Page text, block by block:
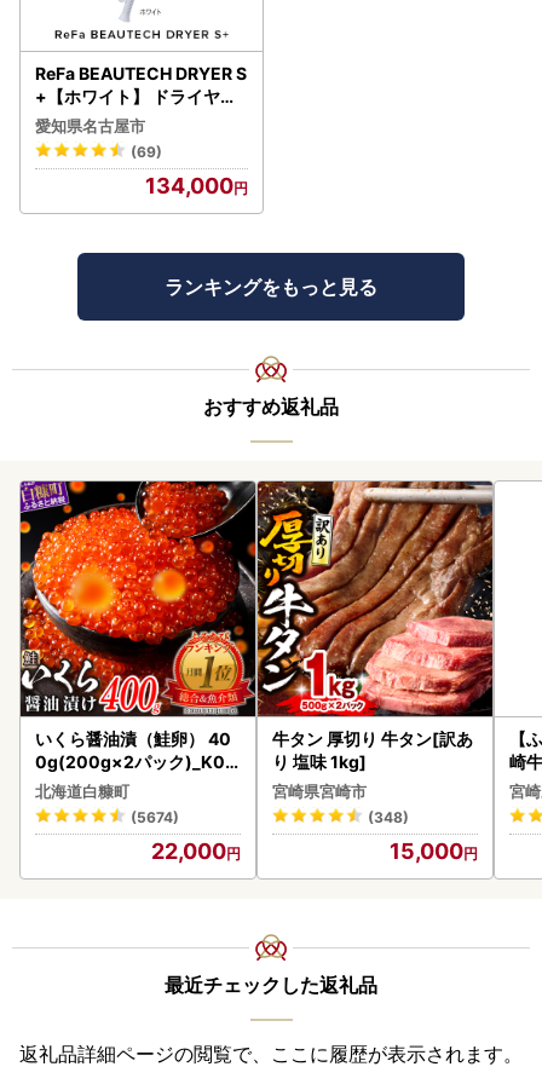
ReFa BEAUTECH DRYER S
+【ホワイト】 ドライヤー
美容 家電 ドライヤー リフ
ァ
愛知県名古屋市
(69)
134,000
ランキングをもっと見る
おすすめ返礼品
いくら醤油漬（鮭卵） 40
0g(200g×2パック)_K02
2-1676
北海道白糠町
(5674)
22,000
牛タン 厚切り 牛タン[訳あ
り 塩味 1kg]
宮崎県宮崎市
(348)
15,000
【
崎
-VO
宮
最近チェックした返礼品
返礼品詳細ページの閲覧で、ここに履歴が表示されます。